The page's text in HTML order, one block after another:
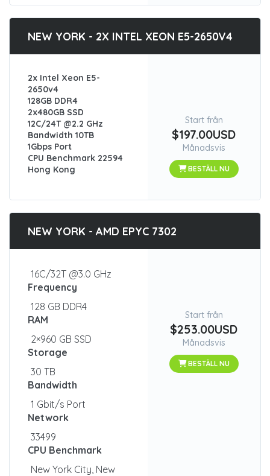
NEW YORK - 2X INTEL XEON E5-2650V4
2x Intel Xeon E5-
2650v4
128GB DDR4
2x480GB SSD
12C/24T @2.2 GHz
Bandwidth 10TB
1Gbps Port
CPU Benchmark 22594
Hong Kong
Start från
$197.00USD
Månadsvis
BESTÄLL NU
NEW YORK - AMD EPYC 7302
16C/32T @3.0 GHz
Frequency
128 GB DDR4
RAM
2×960 GB SSD
Storage
30 TB
Bandwidth
1 Gbit/s Port
Network
33499
CPU Benchmark
New York City, New
Start från
$253.00USD
Månadsvis
BESTÄLL NU